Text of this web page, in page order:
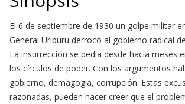
El 6 de septiembre de 1930 un golpe militar
General Uriburu derrocó al gobierno radical
La insurrección se pedía desde hacía meses
los círculos de poder. Con los argumentos
gobierno, demagogia, corrupción. Estas
razonadas, pueden hacer creer que el